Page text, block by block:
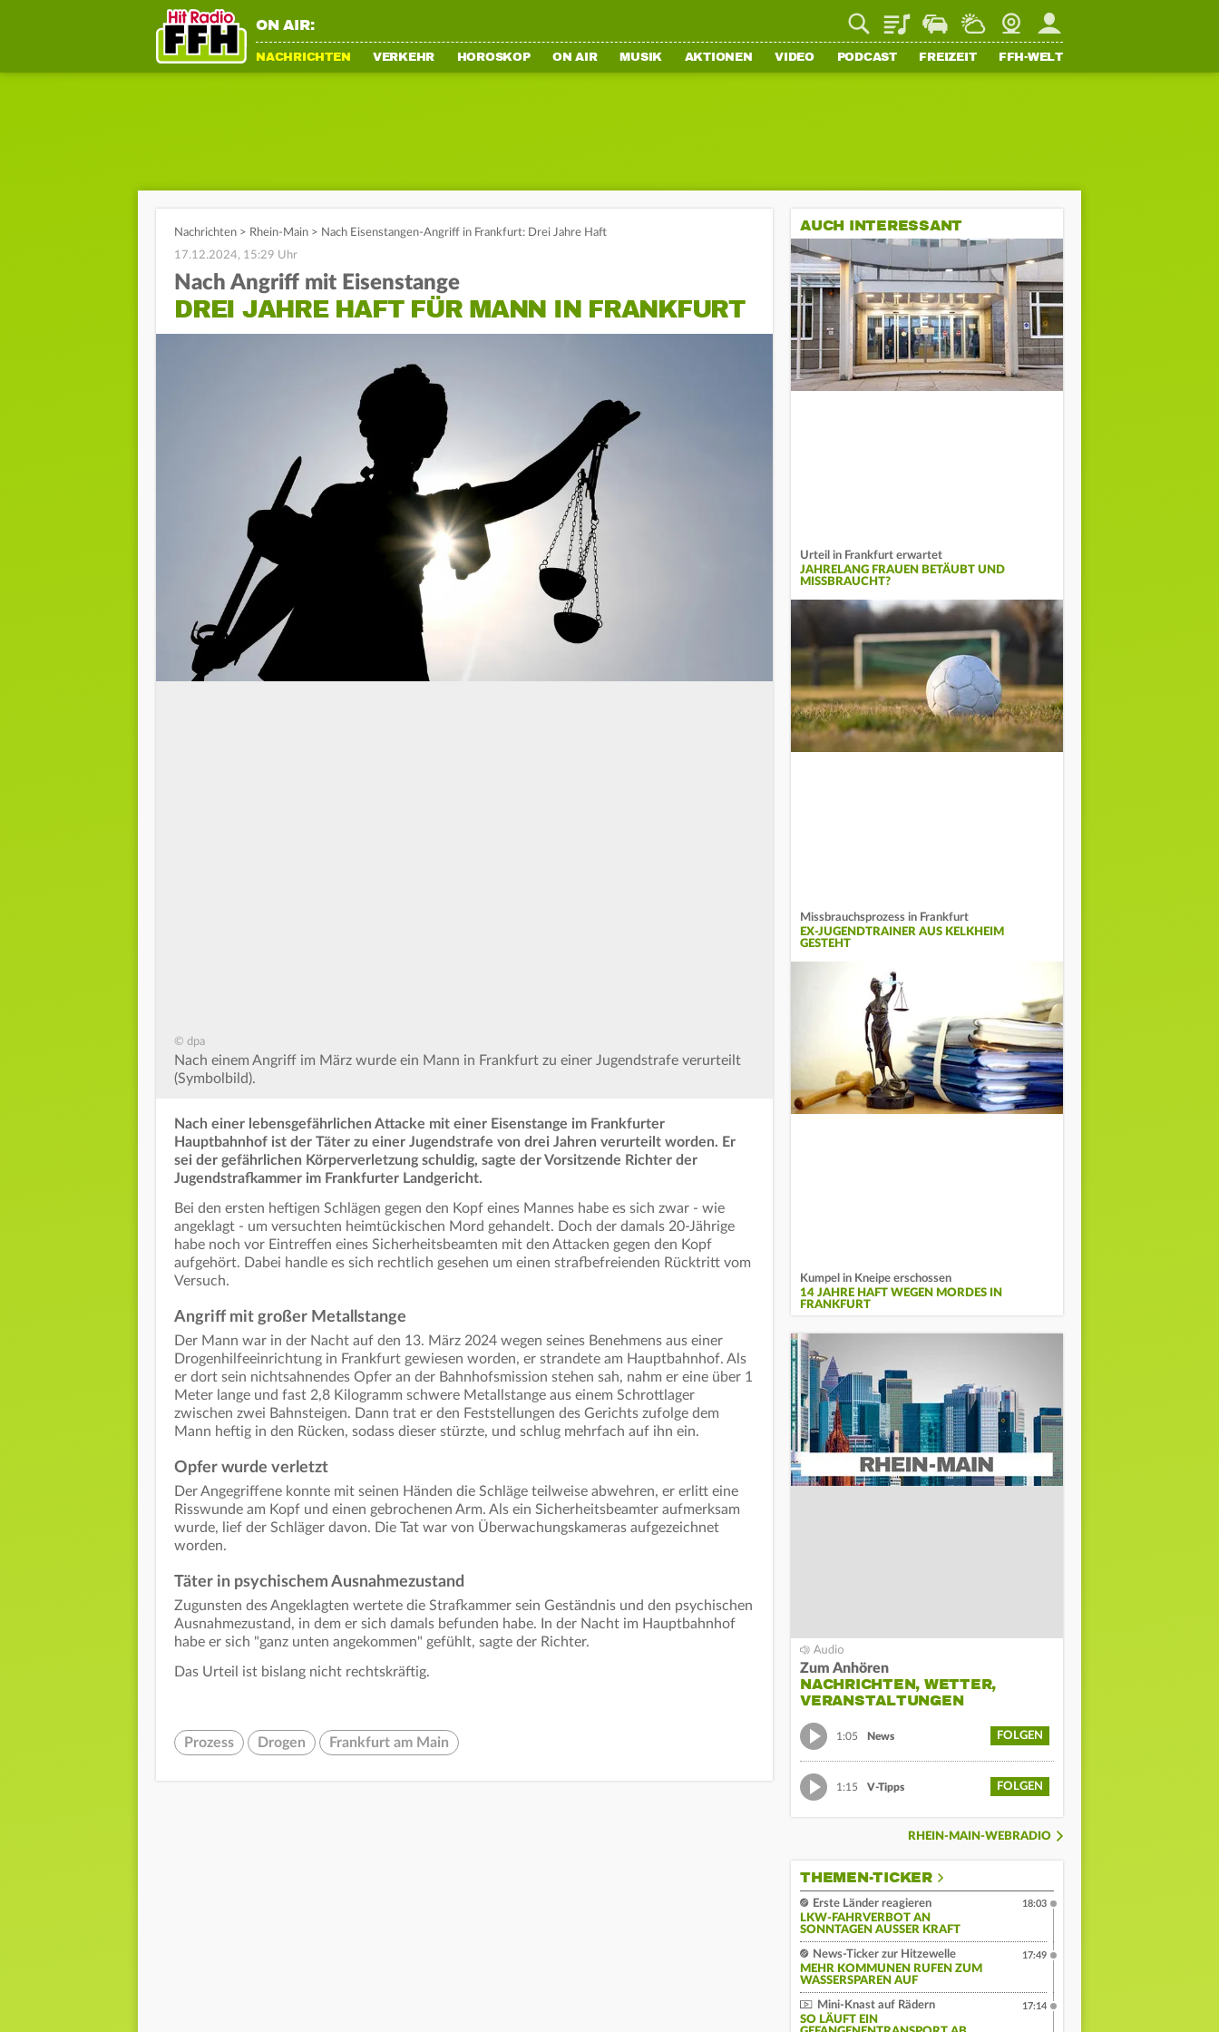
ON AIR: PlaylistStaupilotWetterWebcamMein FFH
NACHRICHTEN VERKEHR HOROSKOP ON AIR MUSIK AKTIONEN VIDEO PODCAST FREIZEIT FFH-WELT
Nachrichten > Rhein-Main > Nach Eisenstangen-Angriff in Frankfurt: Drei Jahre Haft
17.12.2024, 15:29 Uhr
Nach Angriff mit Eisenstange
DREI JAHRE HAFT FÜR MANN IN FRANKFURT
© dpa
Nach einem Angriff im März wurde ein Mann in Frankfurt zu einer Jugendstrafe verurteilt
(Symbolbild).
Nach einer lebensgefährlichen Attacke mit einer Eisenstange im Frankfurter
Hauptbahnhof ist der Täter zu einer Jugendstrafe von drei Jahren verurteilt worden. Er
sei der gefährlichen Körperverletzung schuldig, sagte der Vorsitzende Richter der
Jugendstrafkammer im Frankfurter Landgericht.
Bei den ersten heftigen Schlägen gegen den Kopf eines Mannes habe es sich zwar - wie
angeklagt - um versuchten heimtückischen Mord gehandelt. Doch der damals 20-Jährige
habe noch vor Eintreffen eines Sicherheitsbeamten mit den Attacken gegen den Kopf
aufgehört. Dabei handle es sich rechtlich gesehen um einen strafbefreienden Rücktritt vom
Versuch.
Angriff mit großer Metallstange
Der Mann war in der Nacht auf den 13. März 2024 wegen seines Benehmens aus einer
Drogenhilfeeinrichtung in Frankfurt gewiesen worden, er strandete am Hauptbahnhof. Als
er dort sein nichtsahnendes Opfer an der Bahnhofsmission stehen sah, nahm er eine über 1
Meter lange und fast 2,8 Kilogramm schwere Metallstange aus einem Schrottlager
zwischen zwei Bahnsteigen. Dann trat er den Feststellungen des Gerichts zufolge dem
Mann heftig in den Rücken, sodass dieser stürzte, und schlug mehrfach auf ihn ein.
Opfer wurde verletzt
Der Angegriffene konnte mit seinen Händen die Schläge teilweise abwehren, er erlitt eine
Risswunde am Kopf und einen gebrochenen Arm. Als ein Sicherheitsbeamter aufmerksam
wurde, lief der Schläger davon. Die Tat war von Überwachungskameras aufgezeichnet
worden.
Täter in psychischem Ausnahmezustand
Zugunsten des Angeklagten wertete die Strafkammer sein Geständnis und den psychischen
Ausnahmezustand, in dem er sich damals befunden habe. In der Nacht im Hauptbahnhof
habe er sich "ganz unten angekommen" gefühlt, sagte der Richter.
Das Urteil ist bislang nicht rechtskräftig.
Prozess Drogen Frankfurt am Main
AUCH INTERESSANT
Urteil in Frankfurt erwartet
JAHRELANG FRAUEN BETÄUBT UND
MISSBRAUCHT?
Missbrauchsprozess in Frankfurt
EX-JUGENDTRAINER AUS KELKHEIM
GESTEHT
Kumpel in Kneipe erschossen
14 JAHRE HAFT WEGEN MORDES IN
FRANKFURT
Zum Anhören
NACHRICHTEN, WETTER,
VERANSTALTUNGEN
1:05 News FOLGEN
1:15 V-Tipps FOLGEN
RHEIN-MAIN-WEBRADIO
THEMEN-TICKER
Erste Länder reagieren
LKW-FAHRVERBOT AN
SONNTAGEN AUSSER KRAFT
18:03
News-Ticker zur Hitzewelle
MEHR KOMMUNEN RUFEN ZUM
WASSERSPAREN AUF
17:49
Mini-Knast auf Rädern
SO LÄUFT EIN
17:14